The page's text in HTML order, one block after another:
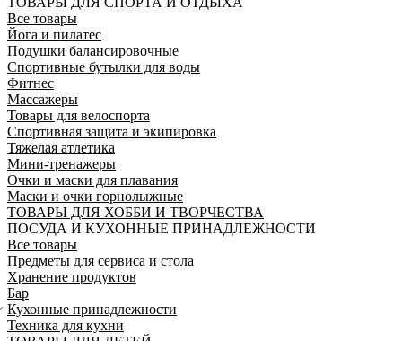
Все товары
Йога и пилатес
Подушки балансировочные
Спортивные бутылки для воды
Фитнес
Массажеры
Товары для велоспорта
Спортивная защита и экипировка
Тяжелая атлетика
Мини-тренажеры
Очки и маски для плавания
Маски и очки горнолыжные
ТОВАРЫ ДЛЯ ХОББИ И ТВОРЧЕСТВА
ПОСУДА И КУХОННЫЕ ПРИНАДЛЕЖНОСТИ
Все товары
Предметы для сервиса и стола
Хранение продуктов
Бар
Кухонные принадлежности
Техника для кухни